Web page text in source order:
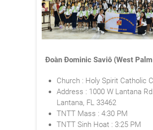
Đoàn Đominic Saviô (West
Church : Holy Spirit Catholic
Address : 1000 W Lantana
Lantana, FL 33462
TNTT Mass : 4:30 PM
TNTT Sinh Hoat : 3:25 PM